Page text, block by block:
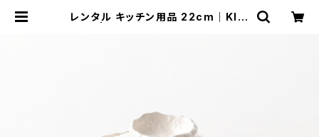
レンタル キッチン用品 22cm｜KIW